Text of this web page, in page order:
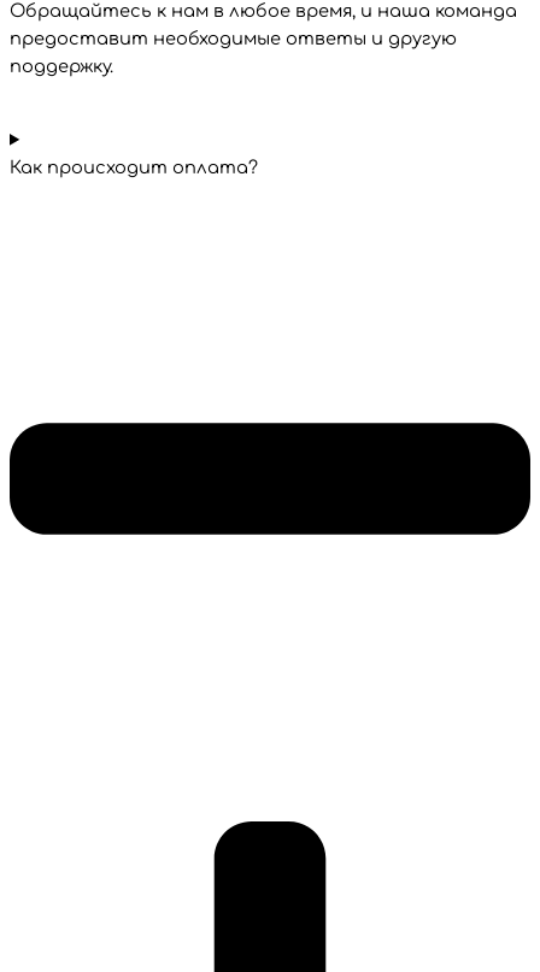
Обращайтесь к нам в любое время, и наша команда
предоставит необходимые ответы и другую
поддержку.
Как происходит оплата?